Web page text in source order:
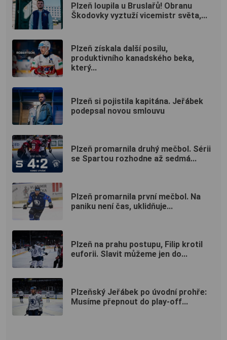
Plzeň loupila u Bruslařů! Obranu
Škodovky vyztuží vicemistr světa,...
Plzeň získala další posilu,
produktivního kanadského beka,
který...
Plzeň si pojistila kapitána. Jeřábek
podepsal novou smlouvu
Plzeň promarnila druhý mečbol. Sérii
se Spartou rozhodne až sedmá...
Plzeň promarnila první mečbol. Na
paniku není čas, uklidňuje...
Plzeň na prahu postupu, Filip krotil
euforii. Slavit můžeme jen do...
Plzeňský Jeřábek po úvodní prohře:
Musíme přepnout do play-off...